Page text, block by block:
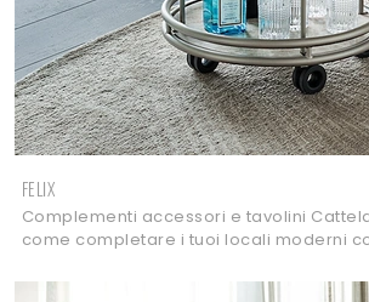
FELIX
Complementi accessori e tavolini
come completare i tuoi locali moderni